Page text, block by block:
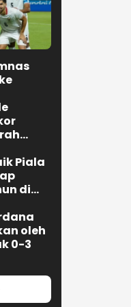
Piala
di
oleh
0-3